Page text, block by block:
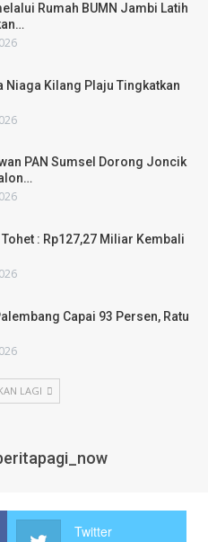
Rumah BUMN Jambi Latih
Niaga Kilang Plaju Tingkatkan
PAN Sumsel Dorong Joncik
Tohet : Rp127,27 Miliar Kembali
Capai 93 Persen, Ratu
LAGI
Twitter